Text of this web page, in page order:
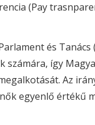
(Pay
és
számára, így
Az
egyenlő értékű